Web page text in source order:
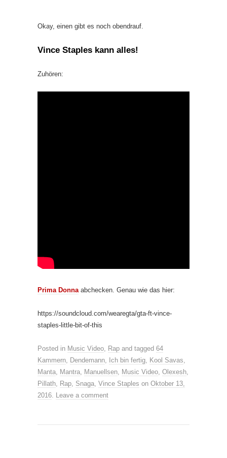
Okay, einen gibt es noch obendrauf.
Vince Staples kann alles!
Zuhören:
Prima Donnaabchecken. Genau wie das hier:
https://soundcloud.com/wearegta/gta-ft-vince-
staples-little-bit-of-this
Posted in Music Video, Rap and tagged 64
Kammern, Dendemann, Ich bin fertig, Kool Savas,
Manta, Mantra, Manuellsen, Music Video, Olexesh,
Pillath, Rap, Snaga, Vince Staples on Oktober 13,
2016. Leave a comment